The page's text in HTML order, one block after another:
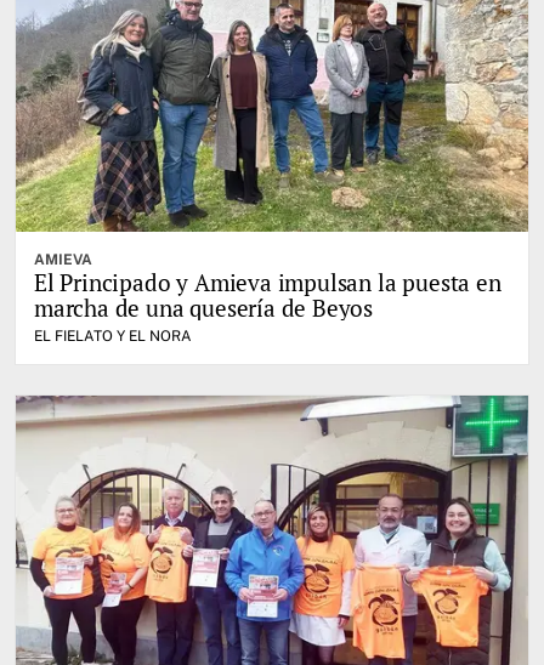
AMIEVA
El Principado y Amieva impulsan la puesta en
marcha de una quesería de Beyos
EL FIELATO Y EL NORA